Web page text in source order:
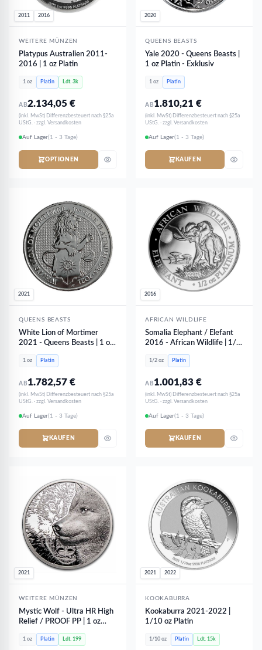
2011 2016
WEITERE MÜNZEN
Platypus Australien 2011-
2016 | 1 oz Platin
1 oz Platin Ldt. 3k
AB2.134,05€
(inkl. MwSt) Differenzbesteuert nach §25a
UStG. · zzgl. Versandkosten
Auf Lager(1 - 3 Tage)
OPTIONEN
2020
QUEENS BEASTS
Yale 2020 - Queens Beasts |
1 oz Platin - Exklusiv
1 oz Platin
AB 1.810,21€
(inkl. MwSt) Differenzbesteuert nach §25a
UStG. · zzgl. Versandkosten
Auf Lager(1 - 3 Tage)
KAUFEN
2021
QUEENS BEASTS
White Lion of Mortimer
2021 - Queens Beasts | 1 oz
Platin
1 oz Platin
AB 1.782,57€
(inkl. MwSt) Differenzbesteuert nach §25a
UStG. · zzgl. Versandkosten
Auf Lager(1 - 3 Tage)
KAUFEN
2016
AFRICAN WILDLIFE
Somalia Elephant / Elefant
2016 - African Wildlife | 1/2
oz Platin
1/2 oz Platin
AB 1.001,83€
(inkl. MwSt) Differenzbesteuert nach §25a
UStG. · zzgl. Versandkosten
Auf Lager(1 - 3 Tage)
KAUFEN
2021
WEITERE MÜNZEN
Mystic Wolf - Ultra HR High
Relief / PROOF PP | 1 oz
Platin - limitiert 199 Stk
1 oz Platin Ldt. 199
2021 2022
KOOKABURRA
Kookaburra 2021-2022 |
1/10 oz Platin
1/10 oz Platin Ldt. 15k